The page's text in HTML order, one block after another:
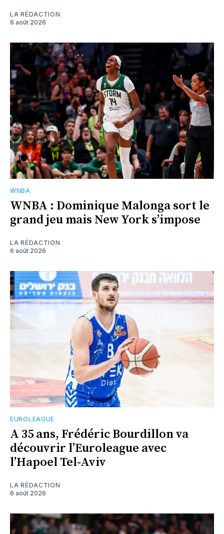
LA RÉDACTION
6 août 2026
WNBA
WNBA : Dominique Malonga sort le
grand jeu mais New York s’impose
LA RÉDACTION
6 août 2026
EUROLEAGUE
A 35 ans, Frédéric Bourdillon va
découvrir l’Euroleague avec
l’Hapoel Tel-Aviv
LA RÉDACTION
6 août 2026